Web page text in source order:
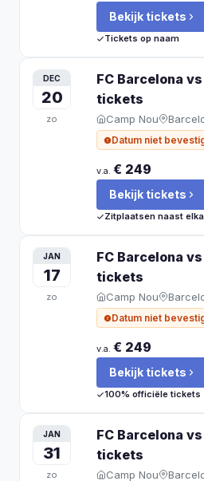
Bekijk tickets
Tickets op naam
DEC
20
zo
FC Barcelona
tickets
Camp Nou
Datum niet
v.a. € 249
Bekijk tickets
Zitplaatsen naast
JAN
17
zo
FC Barcelona
tickets
Camp Nou
Datum niet
v.a. € 249
Bekijk tickets
100% officiële tickets
JAN
31
zo
FC Barcelona
tickets
Camp Nou